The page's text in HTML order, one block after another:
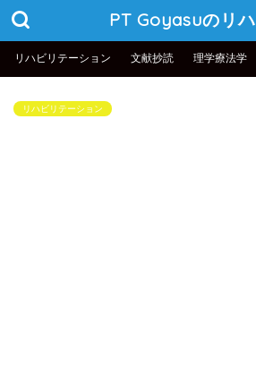
PT Goyasuのリ
リハビリテーション 文献抄読 理学療法学
リハビリテーション